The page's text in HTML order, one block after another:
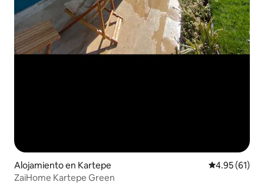
Alojamiento en Kartepe Calificación
4.95 (61)
ZaiHome Kartepe Green